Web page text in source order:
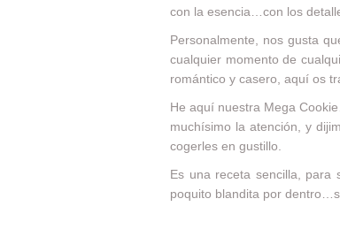
con la esencia…con los
Personalmente, nos gusta
cualquier momento de
romántico y casero, aquí os
He aquí nuestra Mega
muchísimo la atención, y
cogerles en gustillo.
Es una receta sencilla, para
poquito blandita por